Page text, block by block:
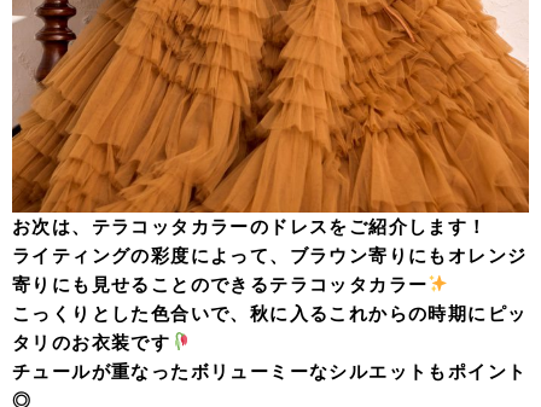
お次は、テラコッタカラーのドレスをご紹介します！
ライティングの彩度によって、ブラウン寄りにもオレンジ
寄りにも見せることのできるテラコッタカラー
こっくりとした色合いで、秋に入るこれからの時期にピッ
タリのお衣装です
チュールが重なったボリューミーなシルエットもポイント
◎